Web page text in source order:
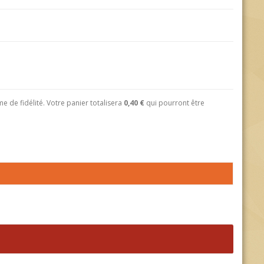
de fidélité. Votre panier totalisera 0,40 € qui pourront être